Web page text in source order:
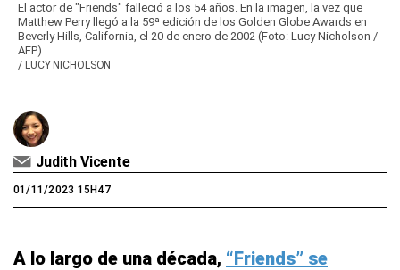
El actor de "Friends" falleció a los 54 años. En la imagen, la vez que
Matthew Perry llegó a la 59ª edición de los Golden Globe Awards en
Beverly Hills, California, el 20 de enero de 2002 (Foto: Lucy Nicholson /
AFP)
/ LUCY NICHOLSON
Judith Vicente
01/11/2023 15H47
A lo largo de una década, “Friends” se